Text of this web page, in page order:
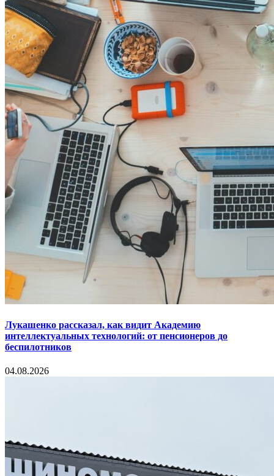
Лукашенко рассказал, как видит Академию
интеллектуальных технологий: от пенсионеров до
беспилотников
04.08.2026